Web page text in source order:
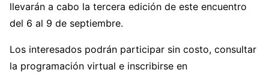
llevarán a cabo la tercera edición de este encuentro
del 6 al 9 de septiembre.
Los interesados podrán participar sin costo, consultar
la programación virtual e inscribirse en